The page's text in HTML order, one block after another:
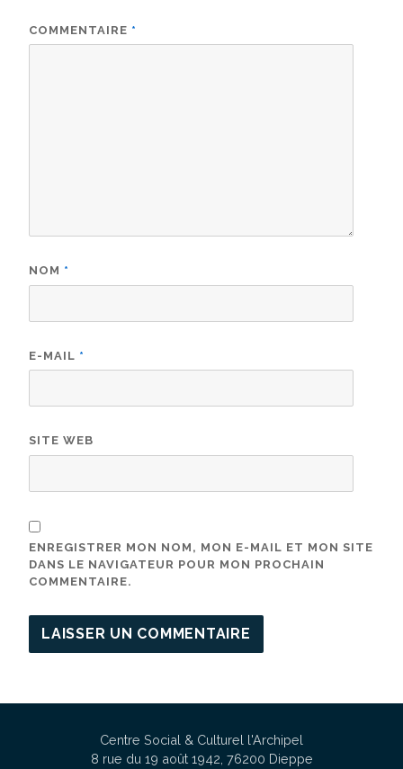
COMMENTAIRE *
NOM *
E-MAIL *
SITE WEB
ENREGISTRER MON NOM, MON E-MAIL ET MON SITE
DANS LE NAVIGATEUR POUR MON PROCHAIN
COMMENTAIRE.
Centre Social & Culturel l'Archipel
8 rue du 19 août 1942, 76200 Dieppe